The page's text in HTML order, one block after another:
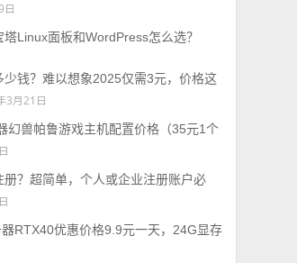
日
Linux面板和WordPress怎么选？
少钱？难以想象2025仅需3元，价格这
3月21日
幻兽帕鲁游戏主机配置价格（35元1个
册？超简单，个人或企业注册账户必
RTX40优惠价格9.9元一天，24G显存